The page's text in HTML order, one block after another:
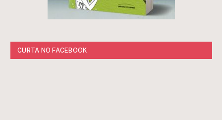
CURTA NO FACEBOOK